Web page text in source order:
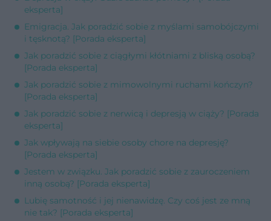
eksperta]
Emigracja. Jak poradzić sobie z myślami samobójczymi
i tęsknotą? [Porada eksperta]
Jak poradzić sobie z ciągłymi kłótniami z bliską osobą?
[Porada eksperta]
Jak poradzić sobie z mimowolnymi ruchami kończyn?
[Porada eksperta]
Jak poradzić sobie z nerwicą i depresją w ciąży? [Porada
eksperta]
Jak wpływają na siebie osoby chore na depresję?
[Porada eksperta]
Jestem w związku. Jak poradzić sobie z zauroczeniem
inną osobą? [Porada eksperta]
Lubię samotność i jej nienawidzę. Czy coś jest ze mną
nie tak? [Porada eksperta]